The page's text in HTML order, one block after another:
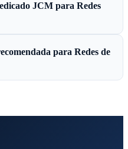
JCM para Redes
para Redes de